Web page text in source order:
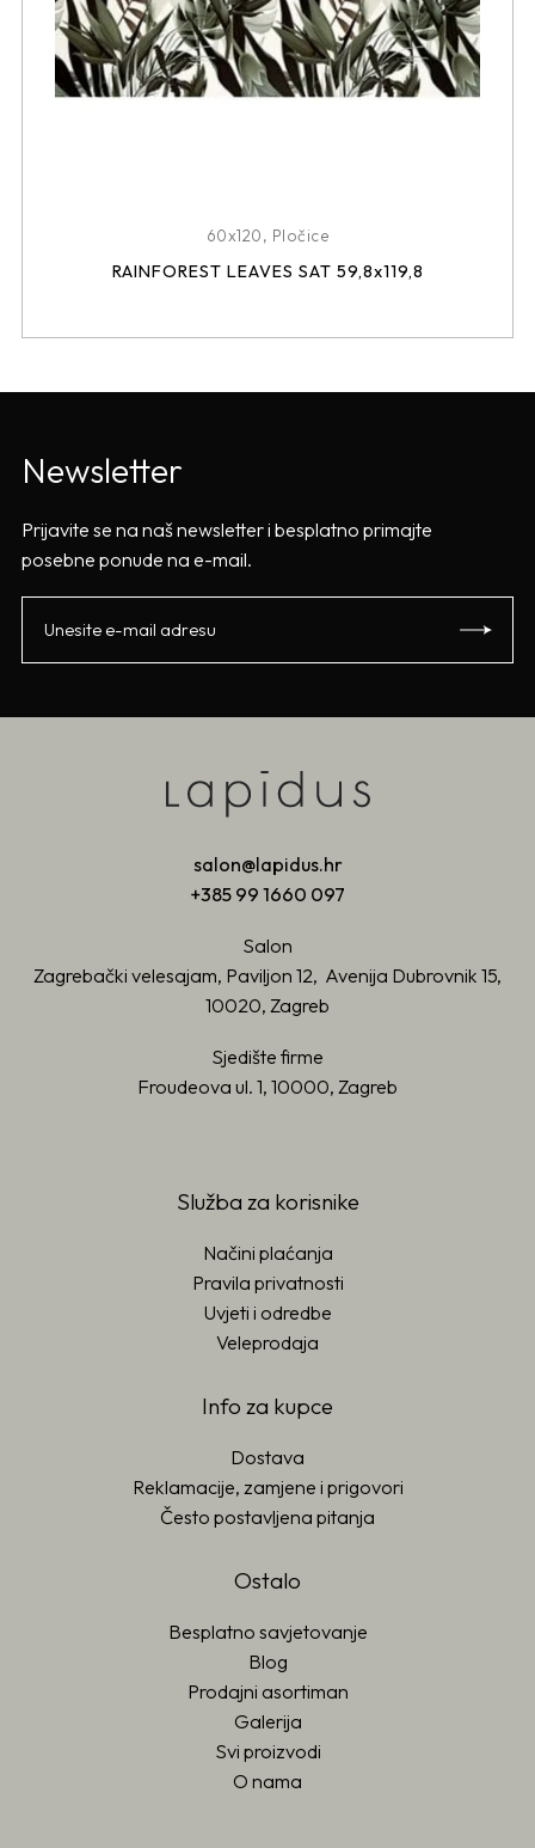
60x120, Pločice
RAINFOREST LEAVES SAT 59,8x119,8
Newsletter
Prijavite se na naš newsletter i besplatno primajte
posebne ponude na e-mail.
salon@lapidus.hr
+385 99 1660 097
Salon
Zagrebački velesajam, Paviljon 12, Avenija Dubrovnik 15,
10020, Zagreb
Sjedište firme
Froudeova ul. 1, 10000, Zagreb
Služba za korisnike
Načini plaćanja
Pravila privatnosti
Uvjeti i odredbe
Veleprodaja
Info za kupce
Dostava
Reklamacije, zamjene i prigovori
Često postavljena pitanja
Ostalo
Besplatno savjetovanje
Blog
Prodajni asortiman
Galerija
Svi proizvodi
O nama